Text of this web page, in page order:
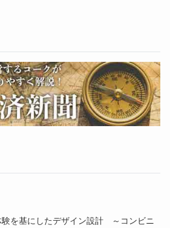
験を基にしたデザイン設計 ～コンビニ